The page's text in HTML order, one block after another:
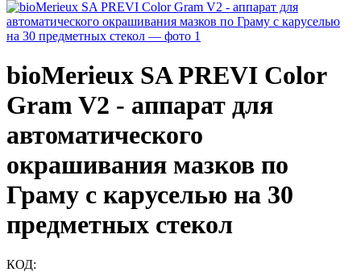
bioMerieux SA PREVI Color
Gram V2 - аппарат для
автоматического
окрашивания мазков по
Граму c каруселью на 30
предметных стекол
КОД: